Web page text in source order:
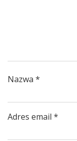
Nazwa *
Adres email *